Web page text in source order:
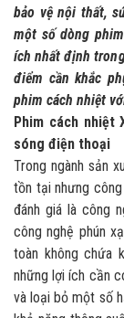
bảo vệ nội thất,
một số dòng
ích nhất định
điểm cần khắc
phim cách nhiệt
Phim cách nhiệt
sóng điện thoại
Trong ngành sản
tồn tại nhưng
đánh giá là công
công nghệ phún
toàn không chứa
những lợi ích cần
và loại bỏ một số